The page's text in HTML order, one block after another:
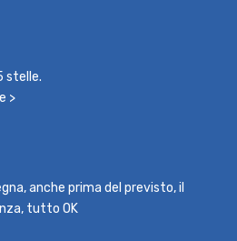
stelle.
>
anche prima del previsto, il
tutto OK